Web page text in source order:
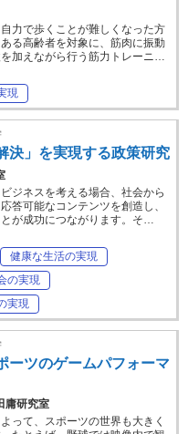
力で歩くことが難しくなった方
る高齢者を対象に、筋肉に振動
加えながら行う筋力トレーニ…
現
決」を実現する政策研究
ジネスを考える場合、社会から
答可能なコンテンツを創造し、
が成功につながります。そ…
健康な生活の実現
の実現
実現
ーツのゲームパフォーマ
庸研究室
って、スポーツの世界も大きく